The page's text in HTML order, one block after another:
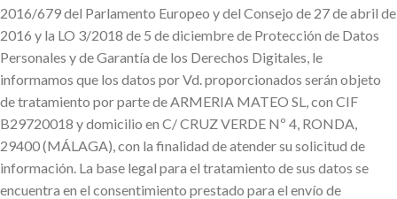
2016/679 del Parlamento Europeo y del Consejo de 27 de abril de
2016 y la LO 3/2018 de 5 de diciembre de Protección de Datos
Personales y de Garantía de los Derechos Digitales, le
informamos que los datos por Vd. proporcionados serán objeto
de tratamiento por parte de ARMERIA MATEO SL, con CIF
B29720018 y domicilio en C/ CRUZ VERDE Nº 4, RONDA,
29400 (MÁLAGA), con la finalidad de atender su solicitud de
información. La base legal para el tratamiento de sus datos se
encuentra en el consentimiento prestado para el envío de